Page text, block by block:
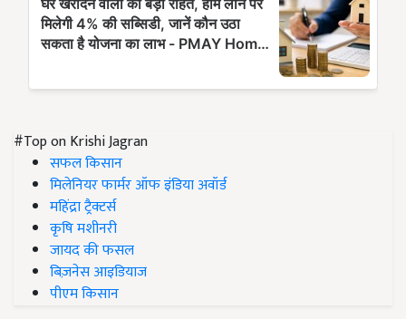
#Top on Krishi Jagran
सफल किसान
मिलेनियर फार्मर ऑफ इंडिया अवॉर्ड
महिंद्रा ट्रैक्टर्स
कृषि मशीनरी
जायद की फसल
बिज़नेस आइडियाज
पीएम किसान